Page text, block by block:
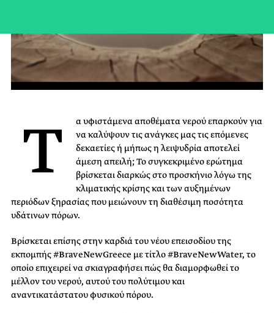
Τ
α υφιστάμενα αποθέματα νερού επαρκούν για
να καλύψουν τις ανάγκες μας τις επόμενες
δεκαετίες ή μήπως η λειψυδρία αποτελεί
άμεση απειλή; Το συγκεκριμένο ερώτημα
βρίσκεται διαρκώς στο προσκήνιο λόγω της
κλιματικής κρίσης και των αυξημένων
περιόδων ξηρασίας που μειώνουν τη διαθέσιμη ποσότητα
υδάτινων πόρων.
Βρίσκεται επίσης στην καρδιά του νέου επεισοδίου της
εκπομπής #BraveNewGreece με τίτλο #BraveNewWater, το
οποίο επιχειρεί να σκιαγραφήσει πώς θα διαμορφωθεί το
μέλλον του νερού, αυτού του πολύτιμου και
αναντικατάστατου φυσικού πόρου.